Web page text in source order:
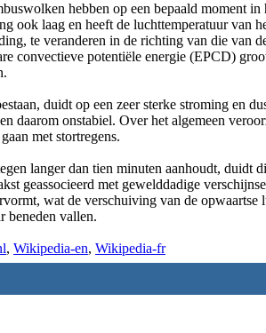
hebben op een bepaald moment
ook laag en heeft de luchttemperatuur van
te veranderen in de richting van die van
convectieve potentiële energie (EPCD)
duidt op een zeer sterke stroming en
daarom onstabiel. Over het algemeen
met stortregens.
langer dan tien minuten aanhoudt,
geassocieerd met gewelddadige
wat de verschuiving van de
beneden vallen.
, Wikipedia-en, Wikipedia-fr